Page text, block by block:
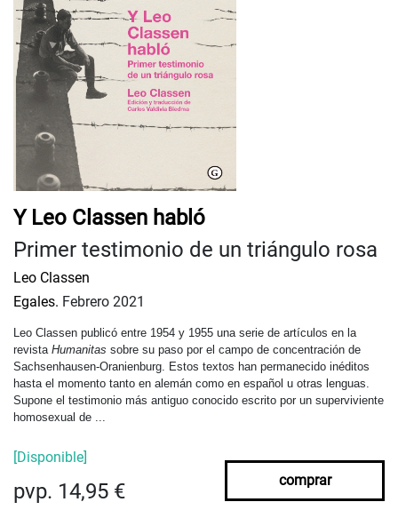
Y Leo Classen habló
Primer testimonio de un triángulo rosa
Leo Classen
Egales. Febrero 2021
Leo Classen publicó entre 1954 y 1955 una serie de artículos en la
revista Humanitas sobre su paso por el campo de concentración de
Sachsenhausen-Oranienburg. Estos textos han permanecido inéditos
hasta el momento tanto en alemán como en español u otras lenguas.
Supone el testimonio más antiguo conocido escrito por un superviviente
homosexual de ...
[Disponible]
pvp. 14,95 € comprar